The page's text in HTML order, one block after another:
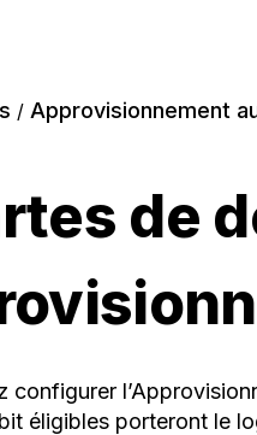
/ Approvisionnement
de
configurer
éligibles porteront le